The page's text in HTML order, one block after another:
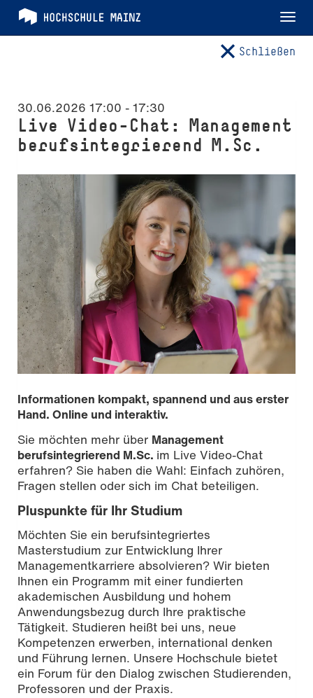
Schließen
30.06.2026 17:00 - 17:30
Live Video-Chat: Management
berufsintegrierend M.Sc.
Foto: Melanie Billian
Informationen kompakt, spannend und aus erster
Hand. Online und interaktiv.
Sie möchten mehr über Management
berufsintegrierend M.Sc. im Live Video-Chat
erfahren? Sie haben die Wahl: Einfach zuhören,
Fragen stellen oder sich im Chat beteiligen.
Pluspunkte für Ihr Studium
Möchten Sie ein berufsintegriertes
Masterstudium zur Entwicklung Ihrer
Managementkarriere absolvieren? Wir bieten
Ihnen ein Programm mit einer fundierten
akademischen Ausbildung und hohem
Anwendungsbezug durch Ihre praktische
Tätigkeit. Studieren heißt bei uns, neue
Kompetenzen erwerben, international denken
und Führung lernen. Unsere Hochschule bietet
ein Forum für den Dialog zwischen Studierenden,
Professoren und der Praxis.